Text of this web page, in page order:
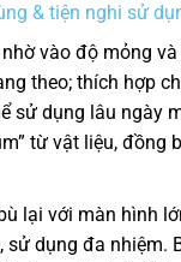
& tiện nghi sử
vào độ mỏng
theo; thích hợp
sử dụng lâu ngày
từ vật liệu, đồng
lại với màn hình
sử dụng đa nhiệm.